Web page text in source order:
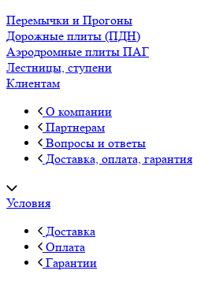
Перемычки и Прогоны
Дорожные плиты (ПДН)
Аэродромные плиты ПАГ
Лестницы, ступени
Клиентам
О компании
Партнерам
Вопросы и ответы
Доставка, оплата, гарантия
Условия
Доставка
Оплата
Гарантии